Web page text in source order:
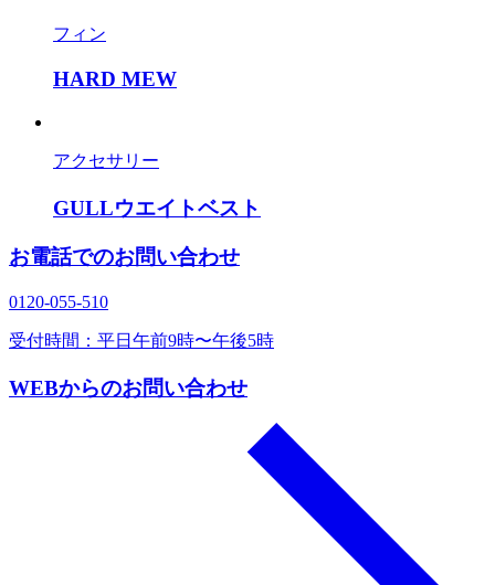
フィン
HARD MEW
アクセサリー
GULLウエイトベスト
お電話でのお問い合わせ
0120‐055‐510
受付時間：平日午前9時〜午後5時
WEBからのお問い合わせ